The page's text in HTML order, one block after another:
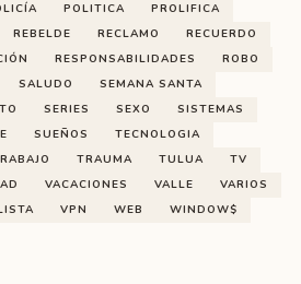
POLITICA
PROLIFICA
REBELDE RECLAMO
RECUERDO
RESPONSABILIDADES
ROBO
SALUDO
SEMANA SANTA
SERIES SEXO
SISTEMAS
SUEÑOS
TECNOLOGIA
TRAUMA TULUA
TV
VACACIONES VALLE
VARIOS
VPN WEB
WINDOW$